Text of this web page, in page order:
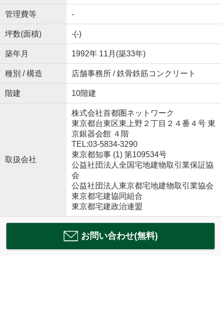
管理費等 -
坪数(面積) -(-)
築年月 1992年 11月(築33年)
種別 / 構造 店舗事務所 / 鉄骨鉄筋コンクリート
階建 10階建
取扱会社
株式会社首都圏ネットワーク
東京都台東区東上野２丁目２４番４号 東
京銀器会館 ４階
TEL:03-5834-3290
東京都知事 (1) 第109534号
公益社団法人全国宅地建物取引業保証協
会
公益社団法人東京都宅地建物取引業協会
東京都宅建協同組合
東京都宅建政治連盟
お問い合わせ(無料)